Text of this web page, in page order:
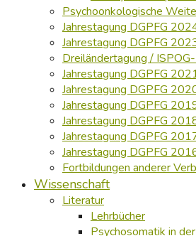
Psychoonkologische
Jahrestagung DGPFG
Jahrestagung DGPFG
Dreiländertagung /
Jahrestagung DGPFG
Jahrestagung DGPFG
Jahrestagung DGPFG
Jahrestagung DGPFG
Jahrestagung DGPFG
Jahrestagung DGPFG
Fortbildungen anderer
Wissenschaft
Literatur
Lehrbücher
Psychosomatik in